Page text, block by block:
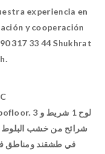
experiencia en
y cooperación
317 33 44 Shukhrat
شرائح من خشب البلوط